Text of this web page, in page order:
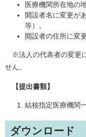
医療機関所在地の
開設者名に変更が
等）。
開設者の住所に変
※法人の代表者の変更
せん。
【提出書類】
結核指定医療機関
ダウンロード